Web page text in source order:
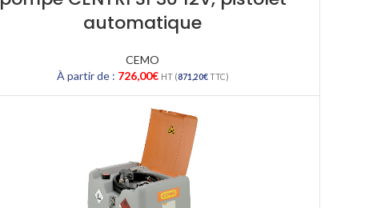
automatique
CEMO
À partir de : 726,00€ HT (871,20€TTC)